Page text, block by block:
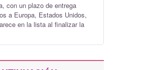
con un plazo de entrega
a Europa, Estados Unidos,
en la lista al finalizar la